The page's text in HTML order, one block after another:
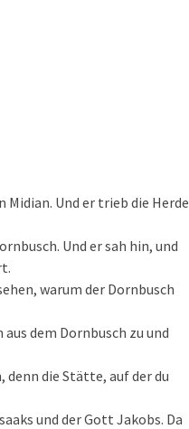
Midian. Und er trieb die Herde
Und er sah hin, und
warum der Dornbusch
dem Dornbusch zu und
denn die Stätte, auf der du
und der Gott Jakobs. Da